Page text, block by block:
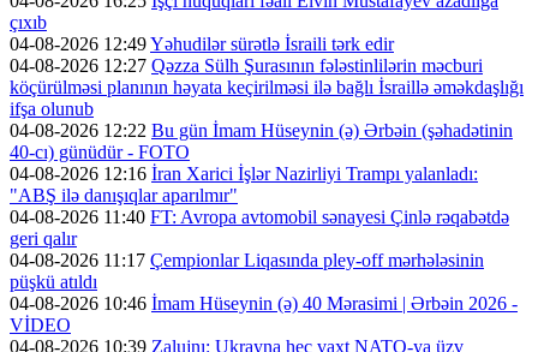
çıxıb
04-08-2026 12:49Yəhudilər sürətlə İsraili tərk edir
04-08-2026 12:27 Qəzza Sülh Şurasının fələstinlilərin məcburi
köçürülməsi planının həyata keçirilməsi ilə bağlı İsraillə əməkdaşlığı
ifşa olunub
04-08-2026 12:22 Bu gün İmam Hüseynin (ə) Ərbəin (şəhadətinin
40-cı) günüdür - FOTO
04-08-2026 12:16 İran Xarici İşlər Nazirliyi Trampı yalanladı:
"ABŞ ilə danışıqlar aparılmır"
04-08-2026 11:40 FT: Avropa avtomobil sənayesi Çinlə rəqabətdə
geri qalır
04-08-2026 11:17 Çempionlar Liqasında pley-off mərhələsinin
püşkü atıldı
04-08-2026 10:46 İmam Hüseynin (ə) 40 Mərasimi | Ərbəin 2026 -
VİDEO
04-08-2026 10:39 Zalujnı: Ukrayna heç vaxt NATO-ya üzv